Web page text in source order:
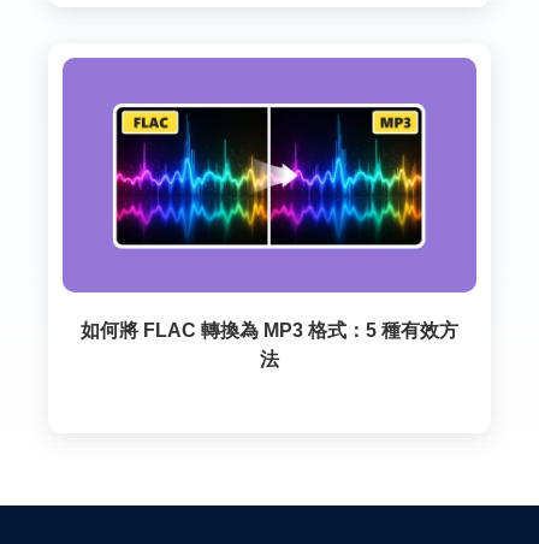
如何將 FLAC 轉換為 MP3 格式：5 種有效方
法